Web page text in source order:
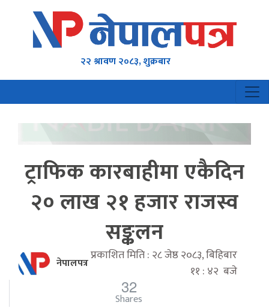
२२ श्रावण २०८३, शुक्रबार
ट्राफिक कारबाहीमा एकैदिन
२० लाख २१ हजार राजस्व
सङ्कलन
नेपालपत्रप्रकाशित मिति : २८ जेष्ठ २०८३, बिहिबार
११ : ४२ बजे
32
Shares